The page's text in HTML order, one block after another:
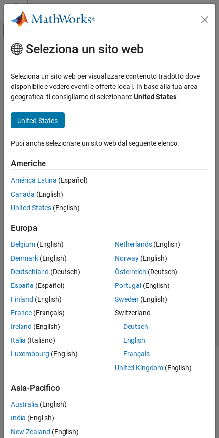
Vai al contenuto
Attiva/disattiva menu di navigazione
Pagina iniziale della documentazione
Contenuto principale
Seleziona un sito web
Seleziona un sito web per visualizzare contenuto tradotto dove
disponibile e vedere eventi e offerte locali. In base alla tua area
geografica, ti consigliamo di selezionare:United States.
United States
Puoi anche selezionare un sito web dal seguente elenco:
Americhe
América Latina (Español)
Canada (English)
United States (English)
Europa
Belgium (English)
Denmark (English)
Deutschland (Deutsch)
España (Español)
Finland (English)
France (Français)
Ireland (English)
Italia (Italiano)
Luxembourg (English)
Netherlands(English)
Norway(English)
Österreich (Deutsch)
Portugal (English)
Sweden (English)
Switzerland
Deutsch
English
Français
United Kingdom(English)
Asia-Pacifico
Australia (English)
India (English)
New Zealand (English)
Centro di fiducia
Informativa sulla privacy
Antipirateria
Stato dell'applicazione
Contatti
© 1994-2026 The MathWorks, Inc.